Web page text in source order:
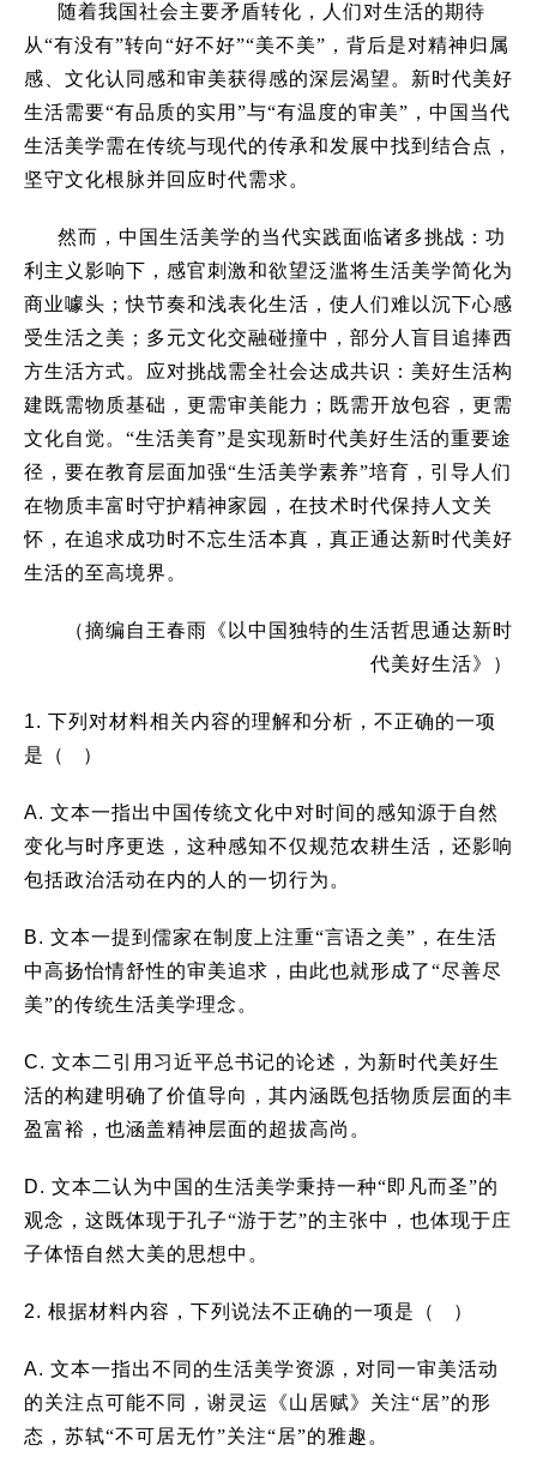
随着我国社会主要矛盾转化，人们对生活的期待
从“有没有”转向“好不好”“美不美” ，背后是对精神归属
感、文化认同感和审美获得感的深层渴望。新时代美好
生活需要“有品质的实用 ”与“有温度的审美” ，中国当代
生活美学需在传统与现代的传承和发展中找到结合点，
坚守文化根脉并回应时代需求。
然而，中国生活美学的当代实践面临诸多挑战：功
利主义影响下，感官刺激和欲望泛滥将生活美学简化为
商业噱头；快节奏和浅表化生活，使人们难以沉下心感
受生活之美；多元文化交融碰撞中，部分人盲目追捧西
方生活方式。应对挑战需全社会达成共识：美好生活构
建既需物质基础，更需审美能力；既需开放包容，更需
文化自觉。 “生活美育”是实现新时代美好生活的重要途
径，要在教育层面加强“生活美学素养”培育，引导人们
在物质丰富时守护精神家园，在技术时代保持人文关
怀，在追求成功时不忘生活本真，真正通达新时代美好
生活的至高境界。
（摘编自王春雨《以中国独特的生活哲思通达新时
代美好生活》）
1. 下列对材料相关内容的理解和分析，不正确的一项
是（ ）
A. 文本一指出中国传统文化中对时间的感知源于自然
变化与时序更迭，这种感知不仅规范农耕生活，还影响
包括政治活动在内的人的一切行为。
B. 文本一提到儒家在制度上注重“言语之美”，在生活
中高扬怡情舒性的审美追求，由此也就形成了“尽善尽
美”的传统生活美学理念。
C. 文本二引用习近平总书记的论述，为新时代美好生
活的构建明确了价值导向，其内涵既包括物质层面的丰
盈富裕，也涵盖精神层面的超拔高尚。
D. 文本二认为中国的生活美学秉持一种“即凡而圣”的
观念，这既体现于孔子“游于艺”的主张中，也体现于庄
子体悟自然大美的思想中。
2. 根据材料内容，下列说法不正确的一项是（ ）
A. 文本一指出不同的生活美学资源，对同一审美活动
的关注点可能不同，谢灵运《山居赋》关注“居”的形
态，苏轼“不可居无竹”关注“居”的雅趣。